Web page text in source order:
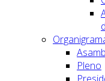
Pleno